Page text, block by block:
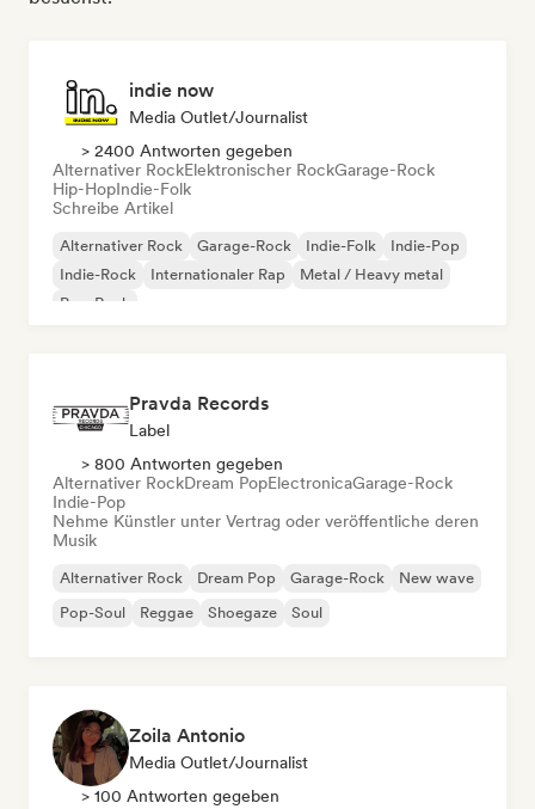
indie now
Media Outlet/Journalist
> 2400 Antworten gegeben
Alternativer RockElektronischer RockGarage-Rock
Hip-HopIndie-Folk
Schreibe Artikel
Alternativer Rock Garage-Rock Indie-Folk
Indie-Pop
Indie-Rock
Internationaler Rap
Metal / Heavy metal
Pop-Rock
Pravda Records
Label
> 800 Antworten gegeben
Alternativer RockDream PopElectronicaGarage-Rock
Indie-Pop
Nehme Künstler unter Vertrag oder veröffentliche deren
Musik
Alternativer Rock Dream Pop Garage-Rock
New wave
Pop-Soul
Reggae Shoegaze Soul
Zoila Antonio
Media Outlet/Journalist
> 100 Antworten gegeben